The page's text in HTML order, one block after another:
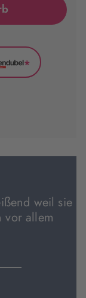
Hugendubel
*
weil sie
vor allem